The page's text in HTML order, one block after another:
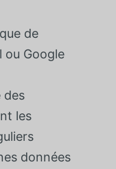
de
ou Google
des
les
données